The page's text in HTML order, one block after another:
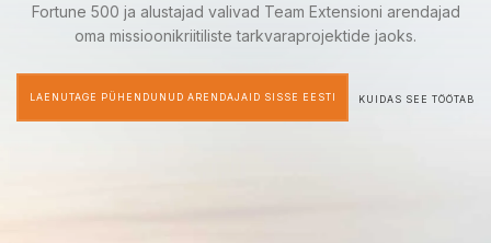
Fortune 500 ja alustajad valivad Team Extensioni arendajad
oma missioonikriitiliste tarkvaraprojektide jaoks.
LAENUTAGE PÜHENDUNUD ARENDAJAID SISSE EESTI KUIDAS SEE TÖÖTAB